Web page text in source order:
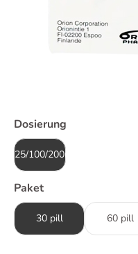
Dosierung
25/100/200mg
Paket
30 pill 60 pill